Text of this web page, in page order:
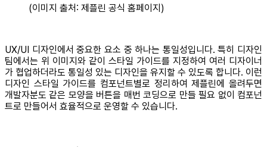
(이미지 출처: 제플린 공식 홈페이지)
UX/UI 디자인에서 중요한 요소 중 하나는 통일성입니다. 특히 디자인
팀에서는 위 이미지와 같이 스타일 가이드를 지정하여 여러 디자이너
가 협업하더라도 통일성 있는 디자인을 유지할 수 있도록 합니다. 이런
디자인 스타일 가이드를 컴포넌트별로 정리하여 제플린에 올려두면
개발자분도 같은 모양을 버튼을 매번 코딩으로 만들 필요 없이 컴포넌
트로 만들어서 효율적으로 운영할 수 있습니다.